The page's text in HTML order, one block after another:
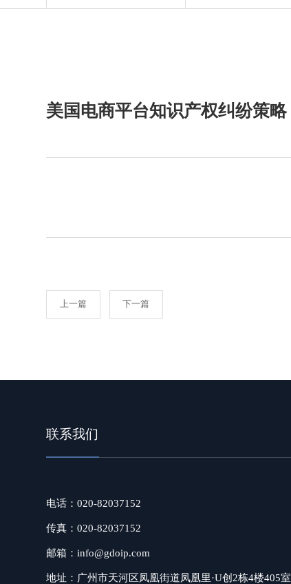
美国电商平台知识产权纠纷策略
上一篇 下一篇
联系我们
电话：020-82037152
传真：020-82037152
邮箱：info@gdoip.com
地址：广州市天河区凤凰街道凤凰里·U创2栋4楼405室